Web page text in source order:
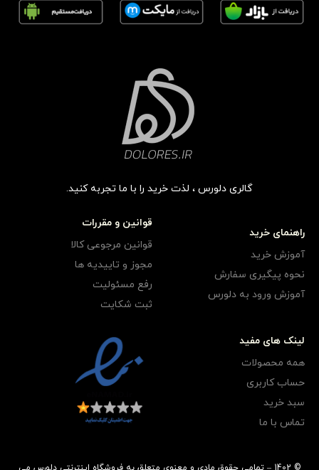
گالری دلورس ، لذت خرید را با ما تجربه کنید.
راهنمای خرید
آموزش خرید
نحوه پیگیری سفارش
آموزش ورود به دلورس
قوانین و مقررات
قوانین مرجوعی کالا
مجوز و تاییدیه ها
رفع مسئولیت
ثبت شکایت
لینک های مفید
همه محصولات
حساب کاربری
سبد خرید
تماس با ما